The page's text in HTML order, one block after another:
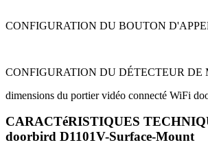
CONFIGURATION DU BOUTON
CONFIGURATION DU DÉTECTEUR DE
dimensions du portier vidéo connecté WiFi
CARACTéRISTIQUES
doorbird D1101V-Surface-Mount